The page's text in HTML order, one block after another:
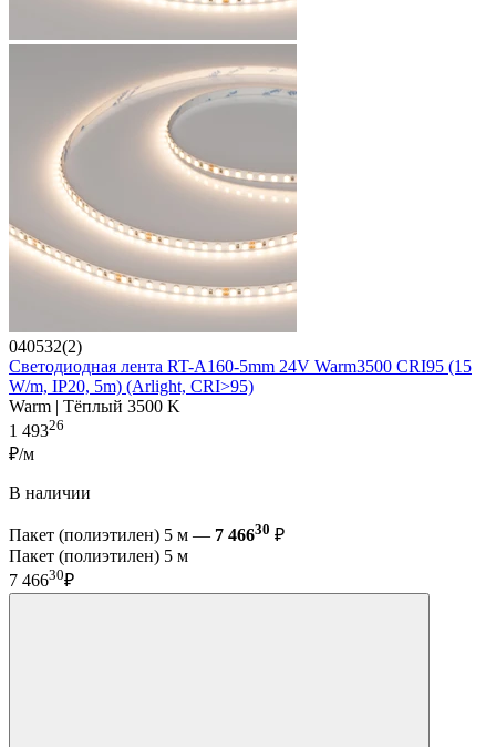
040532(2)
Светодиодная лента RT-A160-5mm 24V Warm3500 CRI95 (15
W/m, IP20, 5m) (Arlight, CRI>95)
Warm | Тёплый 3500 K
1 49326
₽/м
В наличии
Пакет (полиэтилен) 5 м — 7 46630 ₽
Пакет (полиэтилен) 5 м
7 46630₽